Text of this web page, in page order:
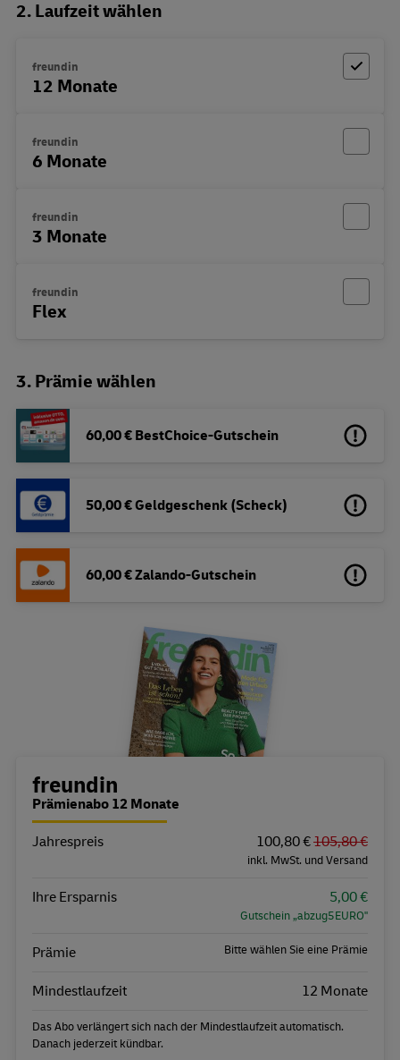
2. Laufzeit wählen
freundin
12 Monate
freundin
6 Monate
freundin
3 Monate
freundin
Flex
3. Prämie wählen
60,00 € BestChoice-Gutschein
50,00 € Geldgeschenk (Scheck)
60,00 € Zalando-Gutschein
Bestellübersicht
freundin
Prämienabo 12 Monate
Eigenschaft
Jahrespreis 100,80 €105,80 €
inkl. MwSt. und Versand
Ihre Ersparnis 5,00 €
Gutschein „abzug5EURO"
Prämie Bitte wählen Sie eine Prämie
Mindestlaufzeit 12 Monate
Das Abo verlängert sich nach der Mindestlaufzeit automatisch.
Danach jederzeit kündbar.